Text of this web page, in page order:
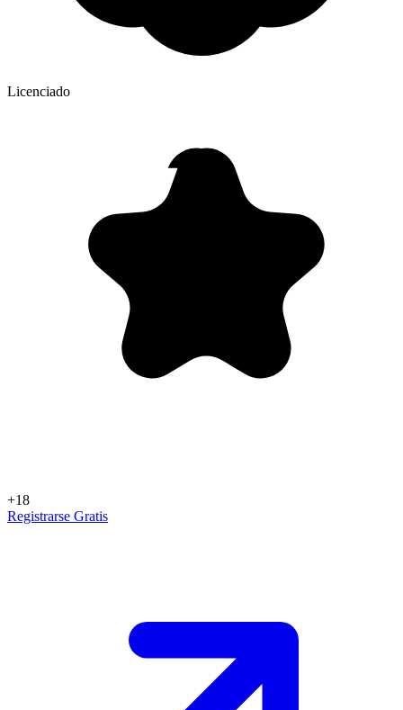
Licenciado
+18
Registrarse Gratis